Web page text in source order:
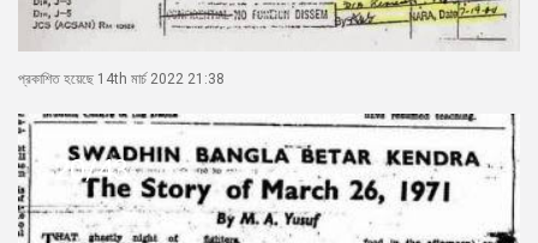
প্রকাশিত হয়েছে 14th মার্চ 2022 21:38
20/43